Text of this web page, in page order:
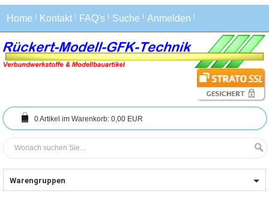
Home Kontakt FAQ's Suche Anmelden
0Artikel im Warenkorb: 0,00 EUR
Warengruppen